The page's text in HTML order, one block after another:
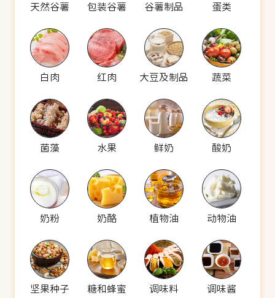
天然谷薯 包装谷薯 谷薯制品 蛋类
白肉 红肉 大豆及制品 蔬菜
菌藻 水果 鲜奶 酸奶
奶粉 奶酪 植物油 动物油
坚果种子 糖和蜂蜜 调味料 调味酱